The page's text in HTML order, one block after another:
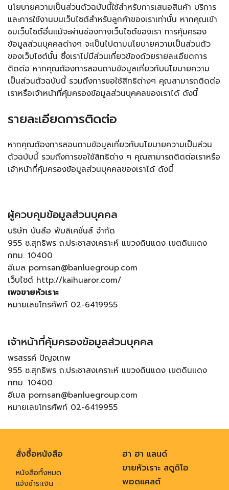
นโยบายความเป็นส่วนตัวฉบับนี้ใช้สำหรับการเสนอสินค้า บริการ
และการใช้งานบนเว็บไซต์สำหรับลูกค้าของเราเท่านั้น หากคุณเข้า
ชมเว็บไซต์อื่นแม้จะผ่านช่องทางเว็บไซต์ของเรา การคุ้มครอง
ข้อมูลส่วนบุคคลต่างๆ จะเป็นไปตามนโยบายความเป็นส่วนตัว
ของเว็บไซต์นั้น ซึ่งเราไม่มีส่วนเกี่ยวข้องด้วยรายละเอียดการ
ติดต่อ หากคุณต้องการสอบถามข้อมูลเกี่ยวกับนโยบายความ
เป็นส่วนตัวฉบับนี้ รวมถึงการขอใช้สิทธิต่างๆ คุณสามารถติดต่อ
เราหรือเจ้าหน้าที่คุ้มครองข้อมูลส่วนบุคคลของเราได้ ดังนี้
รายละเอียดการติดต่อ
หากคุณต้องการสอบถามข้อมูลเกี่ยวกับนโยบายความเป็นส่วน
ตัวฉบับนี้ รวมถึงการขอใช้สิทธิต่าง ๆ คุณสามารถติดต่อเราหรือ
เจ้าหน้าที่คุ้มครองข้อมูลส่วนบุคคลของเราได้ ดังนี้
ผู้ควบคุมข้อมูลส่วนบุคคล
บริษัท บันลือ พับลิเคชั่นส์ จำกัด
955 ซ.สุทธิพร ถ.ประชาสงเคราะห์ แขวงดินแดง เขตดินแดง
กทม. 10400
อีเมล pornsan@banluegroup.com
เว็บไซต์ http://kaihuaror.com/
เพจขายหัวเราะ
หมายเลขโทรศัพท์ 02-6419955
เจ้าหน้าที่คุ้มครองข้อมูลส่วนบุคคล
พรสรรค์ ปัญจเทพ
955 ซ.สุทธิพร ถ.ประชาสงเคราะห์ แขวงดินแดง เขตดินแดง
กทม. 10400
อีเมล pornsan@banluegroup.com
หมายเลขโทรศัพท์ 02-6419955
สั่งซื้อหนังสือ
หนังสือทั้งหมด
แจ้งชำระเงิน
ฮา ฮา แลนด์
ขายหัวเราะ สตูดิโอ
พอดแคสต์